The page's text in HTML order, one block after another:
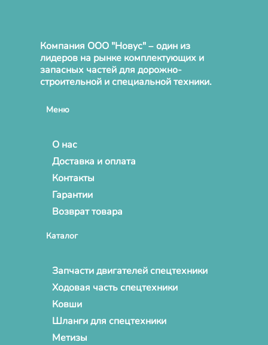
Компания ООО "Новус" – один из
лидеров на рынке комплектующих и
запасных частей для дорожно-
строительной и специальной техники.
Меню
О нас
Доставка и оплата
Контакты
Гарантии
Возврат товара
Каталог
Запчасти двигателей спецтехники
Ходовая часть спецтехники
Ковши
Шланги для спецтехники
Метизы